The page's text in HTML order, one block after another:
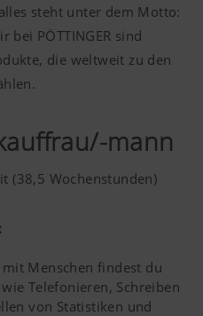
steht unter dem Motto:
bei PÖTTINGER sind
die weltweit zu den
mann
(38,5 Wochenstunden)
Menschen findest du
Telefonieren, Schreiben
von Statistiken und